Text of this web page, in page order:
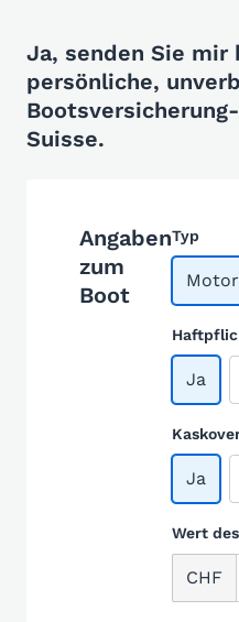
Ja, senden Sie mir
persönliche,
Suisse.
Angaben
zum
Boot
Typ
Ja
Ja
Wert
CHF